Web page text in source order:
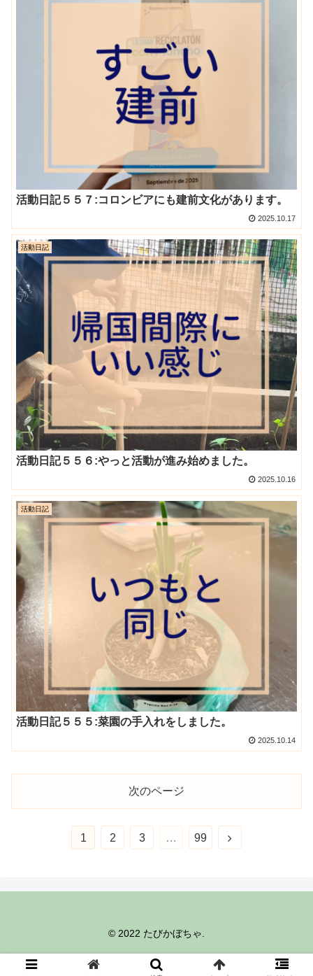
活動日記５５７:コロンビアにも建前文化があります。
2025.10.17
活動日記
活動日記５５６:やっと活動が進み始めました。
2025.10.16
活動日記
活動日記５５５:菜園の手入れをしました。
2025.10.14
次のページ
1 2 3 … 99
© 2022 たびかぼちゃ.